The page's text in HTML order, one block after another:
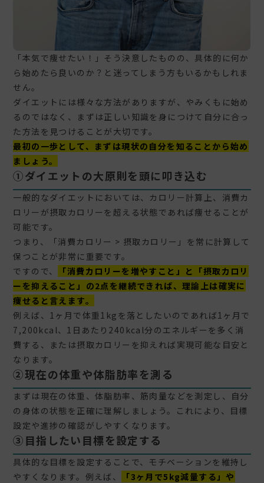
「本気で痩せたい！」そう決意したものの、具体的に何か
ら始めたら良いのか？と迷ってしまう方もいるかもしれま
せん。
ダイエットには様々な方法がありますが、やみくもに始め
るのではなく、まずは正しい知識を身につけて自分に合っ
た方法を見つけることが大切です。
最初の一歩として、まずは現状の自分を知ることから始め
ましょう。
①ダイエットの大原則を頭に叩き込む
一般的なダイエットにおいては、カロリー計算上、消費カ
ロリーが摂取カロリーを超える状態であれば痩せることが
可能です。
つまり、「消費カロリー > 摂取カロリー」を常に計算して
保つことが非常に重要です。
ですので、
「消費カロリーを増やすこと」と「摂取カロリ
ーを抑えること」の2点を継続できれば、理論上は確実に
痩せると言えます。
例えば、1ヶ月で体重1kgを落としたいのであれば1ヶ月で
7,200kcal、1日あたり240kcal分のエネルギーを多く消
費する、または摂取カロリーを抑えれば実現可能な目安と
なります。
②現在の体重や体脂肪率を測る
まずは現在の体重、体脂肪率、筋肉量などを測定し、自分
の身体の状態を正確に理解しましょう。これにより、目標
設定や進捗の確認がしやすくなります。
③目指したい目標を設定する
具体的な目標を設定することで、モチベーションを維持し
やすくなります。例えば、
「3ヶ月で5kg減量する」や